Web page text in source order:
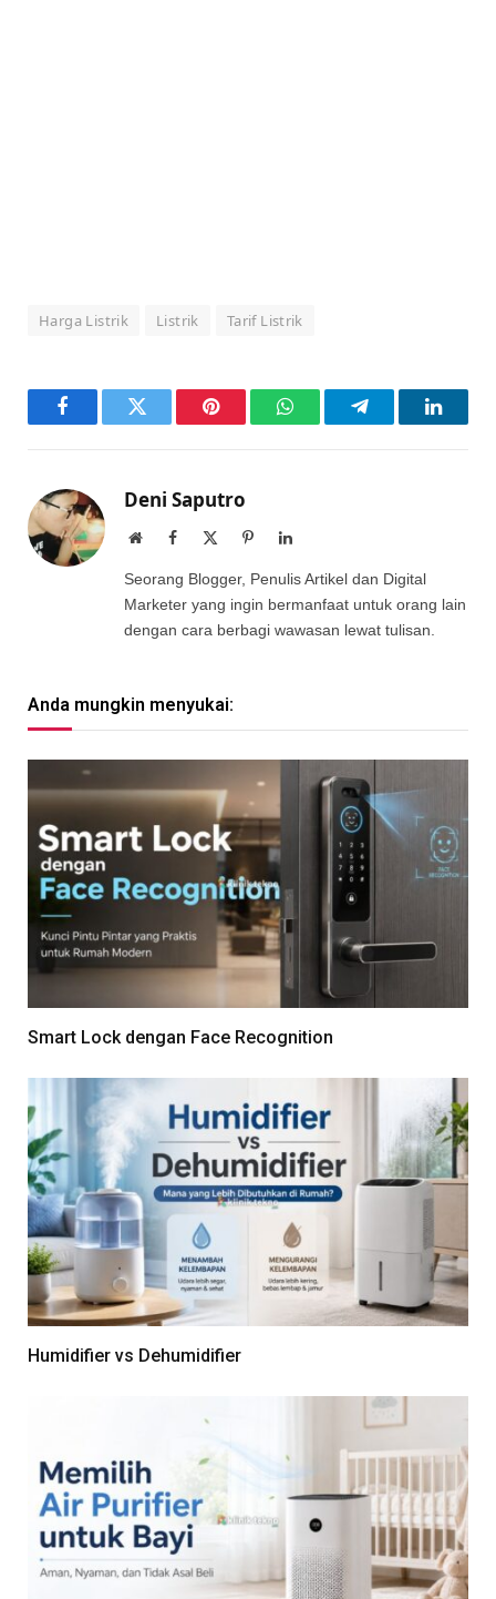
Harga Listrik Listrik Tarif Listrik
FacebookTwitter Pinterest WhatsAppTelegram
Deni Saputro
WebsiteFacebook PinterestLinkedIn
Seorang Blogger, Penulis Artikel dan Digital
Marketer yang ingin bermanfaat untuk orang lain
dengan cara berbagi wawasan lewat tulisan.
Anda mungkin menyukai:
Smart Lock dengan Face Recognition
Humidifier vs Dehumidifier